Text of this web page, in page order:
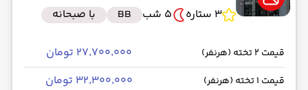
3 ستاره
5 شب BB با صبحانه
قیمت 2 تخته (هرنفر) ۲۷٬۷۰۰٬۰۰۰ تومان
قیمت 1 تخته (هرنفر) ۳۲٬۳۰۰٬۰۰۰ تومان